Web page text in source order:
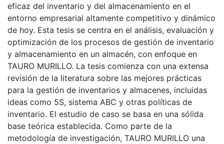
eficaz del inventario y del almacenamiento en el
entorno empresarial altamente competitivo y dinámico
de hoy. Esta tesis se centra en el análisis, evaluación y
optimización de los procesos de gestión de inventario
y almacenamiento en un almacén, con enfoque en
TAURO MURILLO. La tesis comienza con una extensa
revisión de la literatura sobre las mejores prácticas
para la gestión de inventarios y almacenes, incluidas
ideas como 5S, sistema ABC y otras políticas de
inventario. El estudio de caso se basa en una sólida
base teórica establecida. Como parte de la
metodología de investigación, TAURO MURILLO una